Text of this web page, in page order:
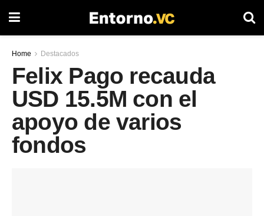
Home Destacados
Felix Pago recauda
USD 15.5M con el
apoyo de varios
fondos